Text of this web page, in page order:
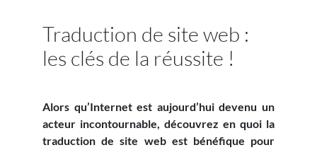
Traduction de site web :
les clés de la réussite !
Alors qu’Internet est aujourd’hui devenu un
acteur incontournable, découvrez en quoi la
traduction de site web est bénéfique pour